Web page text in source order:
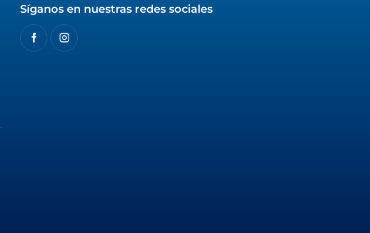
Síganos en nuestras redes sociales